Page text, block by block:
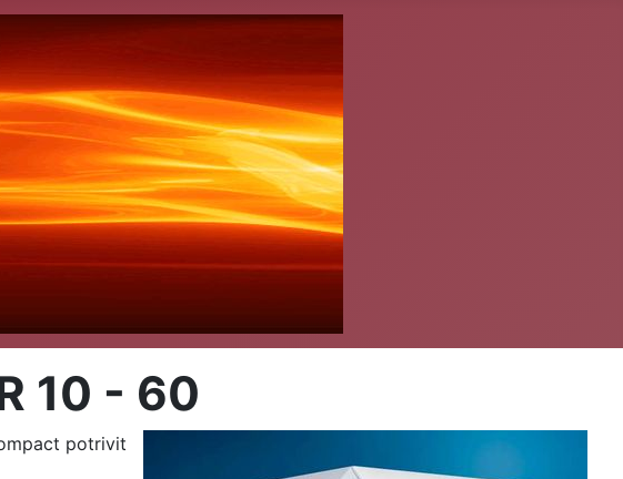
10 - 60
potrivit